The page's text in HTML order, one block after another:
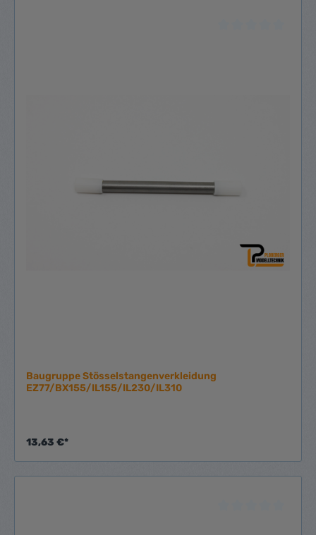
Baugruppe Stösselstangenverkleidung
EZ77/BX155/IL155/IL230/IL310
13,63 €*